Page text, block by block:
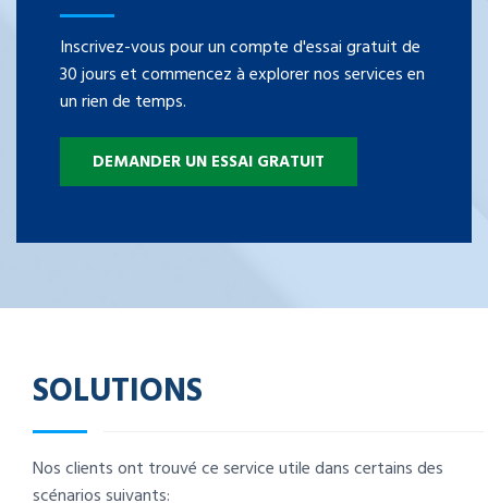
Inscrivez-vous pour un compte d'essai gratuit de
30 jours et commencez à explorer nos services en
un rien de temps.
DEMANDER UN ESSAI GRATUIT
SOLUTIONS
Nos clients ont trouvé ce service utile dans certains des
scénarios suivants: